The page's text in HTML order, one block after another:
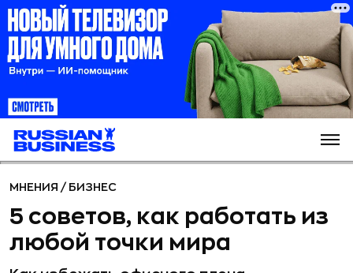
МНЕНИЯ / БИЗНЕС
5 советов, как работать из
любой точки мира